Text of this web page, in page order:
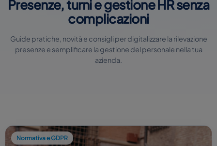
Presenze, turni e gestione HR senza
complicazioni
Guide pratiche, novità e consigli per digitalizzare la rilevazione
presenze e semplificare la gestione del personale nella tua
azienda.
Normativa e GDPR